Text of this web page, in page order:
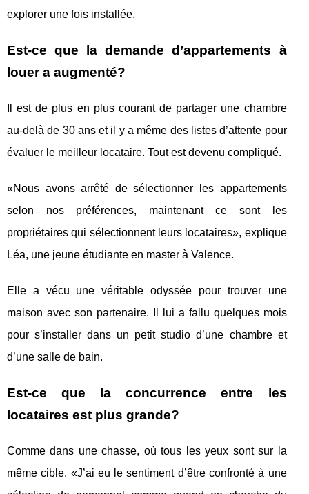
explorer une fois installée.
Est-ce que la demande d’appartements à
louer a augmenté?
Il est de plus en plus courant de partager une chambre
au-delà de 30 ans et il y a même des listes d’attente pour
évaluer le meilleur locataire. Tout est devenu compliqué.
«Nous avons arrêté de sélectionner les appartements
selon nos préférences, maintenant ce sont les
propriétaires qui sélectionnent leurs locataires», explique
Léa, une jeune étudiante en master à Valence.
Elle a vécu une véritable odyssée pour trouver une
maison avec son partenaire. Il lui a fallu quelques mois
pour s’installer dans un petit studio d’une chambre et
d’une salle de bain.
Est-ce que la concurrence entre les
locataires est plus grande?
Comme dans une chasse, où tous les yeux sont sur la
même cible. «J’ai eu le sentiment d’être confronté à une